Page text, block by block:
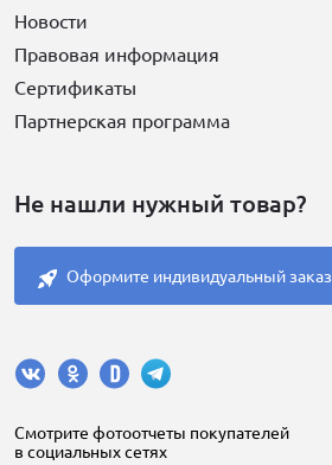
Новости
Правовая информация
Сертификаты
Партнерская программа
Не нашли нужный товар?
Оформите индивидуальный заказ
Cмотрите фотоотчеты покупателей
в социальных сетях